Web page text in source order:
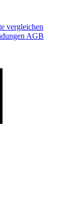
vergleichen
AGB